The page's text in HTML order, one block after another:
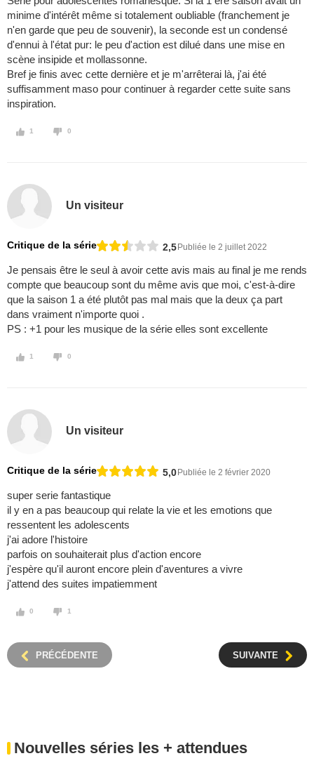
minime d'intérêt même si totalement oubliable (franchement je
n'en garde que peu de souvenir), la seconde est un condensé
d'ennui à l'état pur: le peu d'action est dilué dans une mise en
scène insipide et mollassonne.
Bref je finis avec cette dernière et je m'arrêterai là, j'ai été
suffisamment maso pour continuer à regarder cette suite sans
inspiration.
1 0
Un visiteur
Critique de la série 2,5 Publiée le 2 juillet 2022
Je pensais être le seul à avoir cette avis mais au final je me rends
compte que beaucoup sont du même avis que moi, c'est-à-dire
que la saison 1 a été plutôt pas mal mais que la deux ça part
dans vraiment n'importe quoi .
PS : +1 pour les musique de la série elles sont excellente
1 0
Un visiteur
Critique de la série 5,0 Publiée le 2 février 2020
super serie fantastique
il y en a pas beaucoup qui relate la vie et les emotions que
ressentent les adolescents
j'ai adore l'histoire
parfois on souhaiterait plus d'action encore
j'espère qu'il auront encore plein d'aventures a vivre
j'attend des suites impatiemment
0 1
PRÉCÉDENTE SUIVANTE
Nouvelles séries les + attendues